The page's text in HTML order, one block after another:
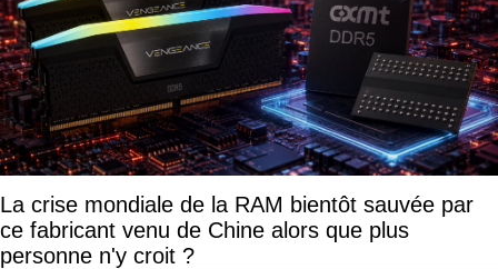
La crise mondiale de la RAM bientôt sauvée par
ce fabricant venu de Chine alors que plus
personne n'y croit ?